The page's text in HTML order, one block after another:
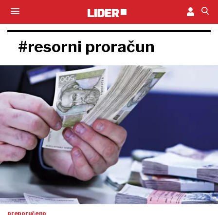
#resorni proračun
preporučeno